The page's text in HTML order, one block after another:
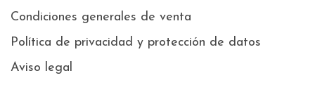
Condiciones generales de venta
Política de privacidad y protección de datos
Aviso legal